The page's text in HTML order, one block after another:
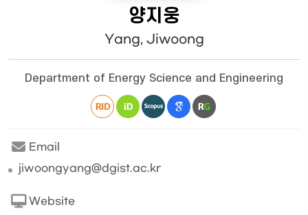
양지웅
Yang, Jiwoong
Department of Energy Science and Engineering
Email
jiwoongyang@dgist.ac.kr
Website